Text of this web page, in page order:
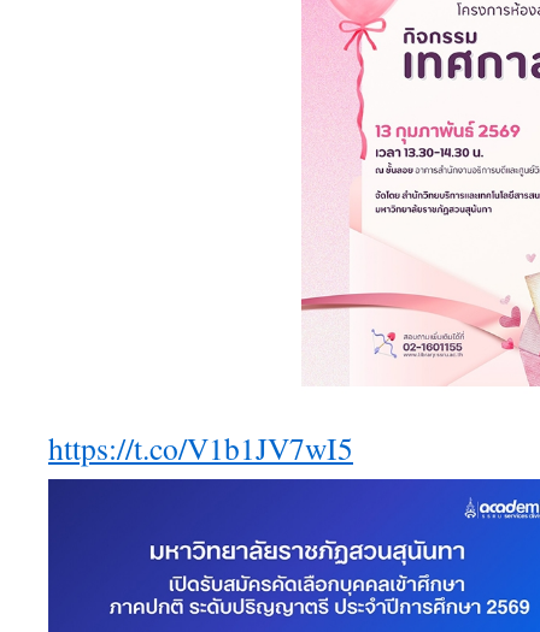
https://t.co/V1b1JV7wI5